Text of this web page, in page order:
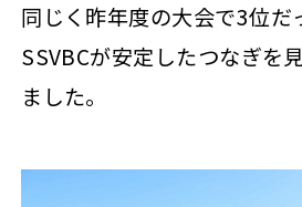
同じく昨年度の大会で3位だ
SSVBCが安定したつなぎを
ました。